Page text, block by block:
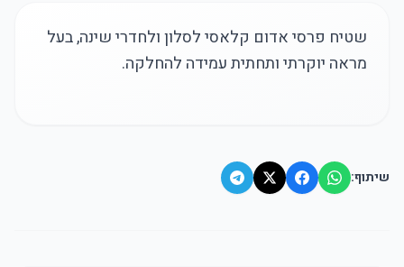
שטיח פרסי אדום קלאסי לסלון ולחדרי שינה, בעל
מראה יוקרתי ותחתית עמידה להחלקה.
שיתוף: